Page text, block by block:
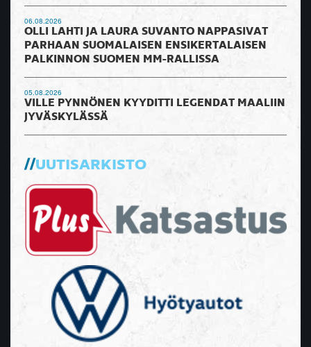
06.08.2026
OLLI LAHTI JA LAURA SUVANTO NAPPASIVAT
PARHAAN SUOMALAISEN ENSIKERTALAISEN
PALKINNON SUOMEN MM-RALLISSA
05.08.2026
VILLE PYNNÖNEN KYYDITTI LEGENDAT MAALIIN
JYVÄSKYLÄSSÄ
UUTISARKISTO